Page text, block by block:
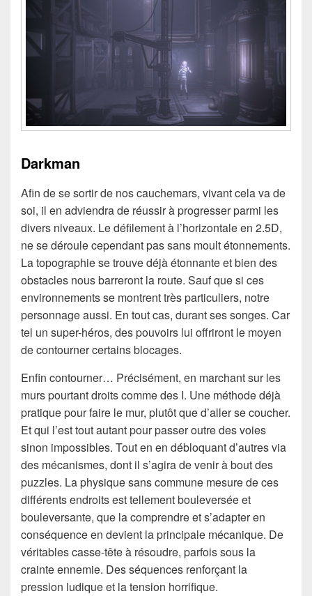
Darkman
Afin de se sortir de nos cauchemars, vivant cela va de
soi, il en adviendra de réussir à progresser parmi les
divers niveaux. Le défilement à l’horizontale en 2.5D,
ne se déroule cependant pas sans moult étonnements.
La topographie se trouve déjà étonnante et bien des
obstacles nous barreront la route. Sauf que si ces
environnements se montrent très particuliers, notre
personnage aussi. En tout cas, durant ses songes. Car
tel un super-héros, des pouvoirs lui offriront le moyen
de contourner certains blocages.
Enfin contourner… Précisément, en marchant sur les
murs pourtant droits comme des I. Une méthode déjà
pratique pour faire le mur, plutôt que d’aller se coucher.
Et qui l’est tout autant pour passer outre des voies
sinon impossibles. Tout en en débloquant d’autres via
des mécanismes, dont il s’agira de venir à bout des
puzzles. La physique sans commune mesure de ces
différents endroits est tellement bouleversée et
bouleversante, que la comprendre et s’adapter en
conséquence en devient la principale mécanique. De
véritables casse-tête à résoudre, parfois sous la
crainte ennemie. Des séquences renforçant la
pression ludique et la tension horrifique.